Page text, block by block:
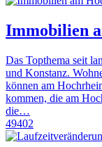
Immobilien
Das Topthema seit
und Konstanz.
können am
kommen, die am
die…
49402